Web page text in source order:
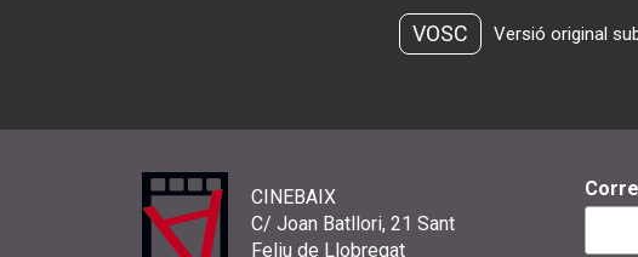
VOSC Versió original
CINEBAIX
C/ Joan Batllori, 21 Sant
Feliu de Llobregat